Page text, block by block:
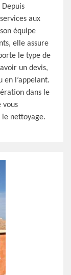
aux
équipe
elle assure
le type de
un devis,
en l’appelant.
dans le
vous
le nettoyage.